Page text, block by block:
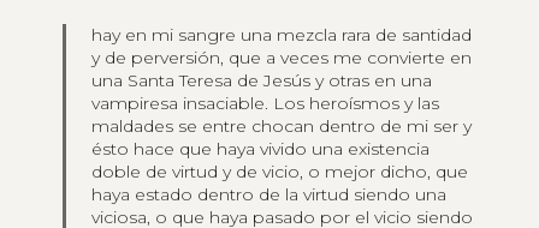
hay en mi sangre una mezcla rara de santidad
y de perversión, que a veces me convierte en
una Santa Teresa de Jesús y otras en una
vampiresa insaciable. Los heroísmos y las
maldades se entre chocan dentro de mi ser y
ésto hace que haya vivido una existencia
doble de virtud y de vicio, o mejor dicho, que
haya estado dentro de la virtud siendo una
viciosa, o que haya pasado por el vicio siendo